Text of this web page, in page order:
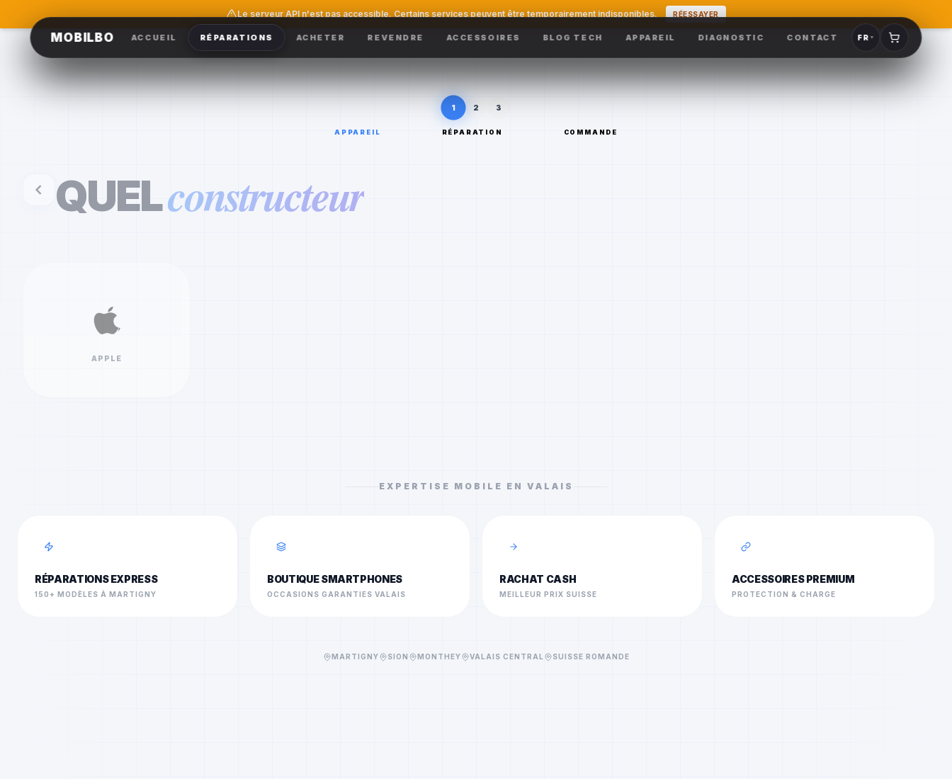
MOBILBO ACCUEIL RÉPARATIONS ACHETER REVENDRE ACCESSOIRES BLOG TECH APPAREIL DIAGNOSTIC CONTACT FR ▼
Le serveur API n'est pas accessible. Certains services peuvent être temporairement indisponibles. RÉESSAYER
1 2 3
APPAREIL RÉPARATION COMMANDE
QUEL constructeur
EXPERTISE MOBILE EN VALAIS
RÉPARATIONS EXPRESS
150+ MODÈLES À MARTIGNY
BOUTIQUE SMARTPHONES
OCCASIONS GARANTIES VALAIS
RACHAT CASH
MEILLEUR PRIX SUISSE
ACCESSOIRES PREMIUM
PROTECTION & CHARGE
MARTIGNY SION MONTHEY VALAIS CENTRAL SUISSE ROMANDE